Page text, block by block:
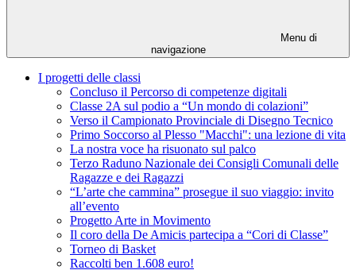
Menu di
navigazione
I progetti delle classi
Concluso il Percorso di competenze digitali
Classe 2A sul podio a “Un mondo di colazioni”
Verso il Campionato Provinciale di Disegno Tecnico
Primo Soccorso al Plesso "Macchi": una lezione di vita
La nostra voce ha risuonato sul palco
Terzo Raduno Nazionale dei Consigli Comunali delle
Ragazze e dei Ragazzi
“L’arte che cammina” prosegue il suo viaggio: invito
all’evento
Progetto Arte in Movimento
Il coro della De Amicis partecipa a “Cori di Classe”
Torneo di Basket
Raccolti ben 1.608 euro!